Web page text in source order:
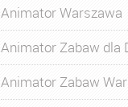
Animator Warszawa
Animator Zabaw dla
Animator Zabaw